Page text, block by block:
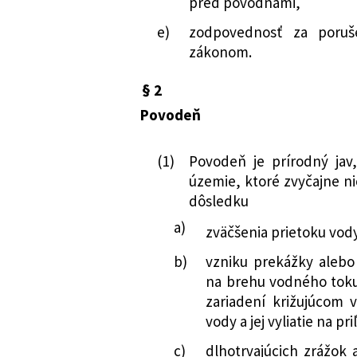
112/2011 Z. z.
Vyhláška
republiky, ktorou
159/2014 Z. z.
vyhodnocovaní
zabezpečovacie
povodňových škôd
434/2019 Z. z.
Vyhláška
republiky,
regionálneho
Z. z., ktorou sa
máp
rizika, o
predbežnom
prehodnocovaní
112/2011 Z. z.
Vyhláška
e)
zodpovednosť za
zákonom.
§ 2
Povodeň
(1)
Povodeň je prírodný
územie, ktoré zvyčajne
dôsledku
a)
zväčšenia prietoku
b)
vzniku prekážky
na brehu vodného
zariadení križujúcom
vody a jej vyliatie na
c)
dlhotrvajúcich zrážok